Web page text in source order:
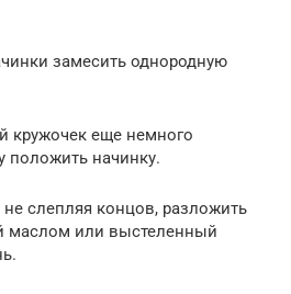
замесить однородную
еще немного
положить начинку.
слепляя концов, разложить
маслом или выстеленный